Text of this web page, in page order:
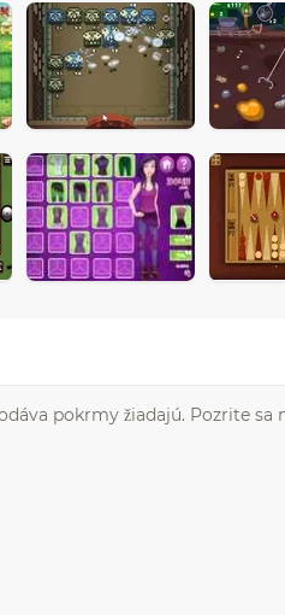
pokrmy žiadajú. Pozrite sa